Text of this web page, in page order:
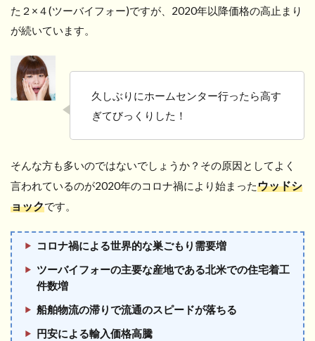
た２×４(ツーバイフォー)ですが、2020年以降価格の高止まり
が続いています。
久しぶりにホームセンター行ったら高す
ぎてびっくりした！
そんな方も多いのではないでしょうか？その原因としてよく
言われているのが2020年のコロナ禍により始まったウッドシ
ョックです。
コロナ禍による世界的な巣ごもり需要増
ツーバイフォーの主要な産地である北米での住宅着工
件数増
船舶物流の滞りで流通のスピードが落ちる
円安による輸入価格高騰